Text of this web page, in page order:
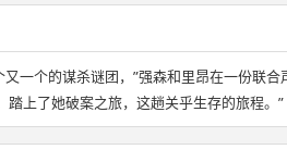
一个的谋杀谜团，”强森和里昂在一份联
上了她破案之旅，这趟关乎生存的旅程。”